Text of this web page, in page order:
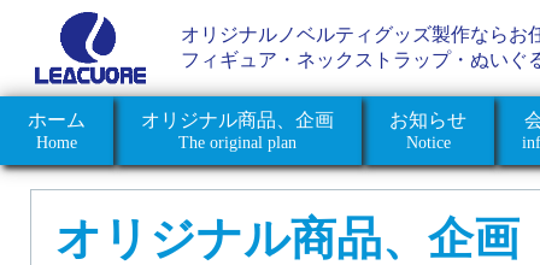
オリジナルノベルティグッズ製作ならお
フィギュア・ネックストラップ・ぬいぐ
ホーム
Home
オリジナル商品、企画
The original plan
お知らせ
Notice
オリジナル商品、企画